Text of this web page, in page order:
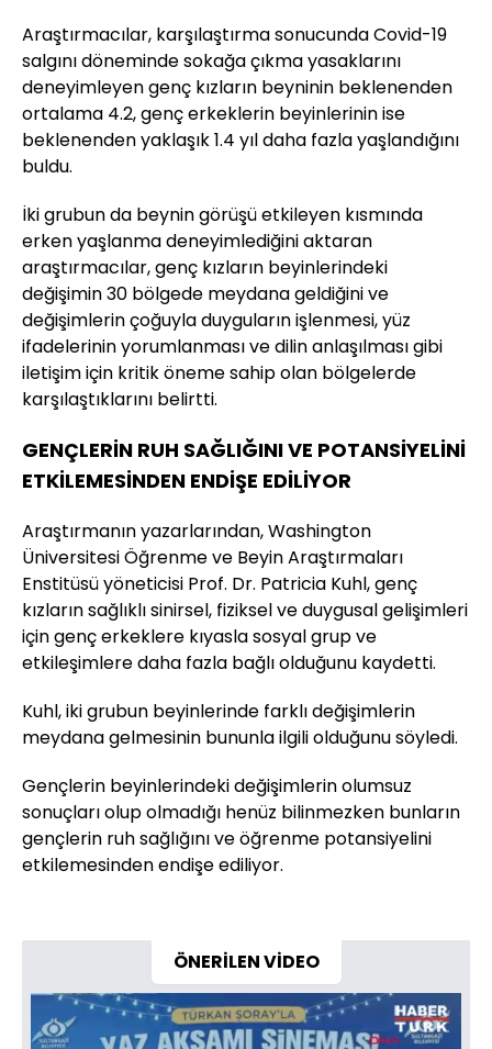
Araştırmacılar, karşılaştırma sonucunda Covid-19
salgını döneminde sokağa çıkma yasaklarını
deneyimleyen genç kızların beyninin beklenenden
ortalama 4.2, genç erkeklerin beyinlerinin ise
beklenenden yaklaşık 1.4 yıl daha fazla yaşlandığını
buldu.
İki grubun da beynin görüşü etkileyen kısmında
erken yaşlanma deneyimlediğini aktaran
araştırmacılar, genç kızların beyinlerindeki
değişimin 30 bölgede meydana geldiğini ve
değişimlerin çoğuyla duyguların işlenmesi, yüz
ifadelerinin yorumlanması ve dilin anlaşılması gibi
iletişim için kritik öneme sahip olan bölgelerde
karşılaştıklarını belirtti.
GENÇLERİN RUH SAĞLIĞINI VE POTANSİYELİNİ
ETKİLEMESİNDEN ENDİŞE EDİLİYOR
Araştırmanın yazarlarından, Washington
Üniversitesi Öğrenme ve Beyin Araştırmaları
Enstitüsü yöneticisi Prof. Dr. Patricia Kuhl, genç
kızların sağlıklı sinirsel, fiziksel ve duygusal gelişimleri
için genç erkeklere kıyasla sosyal grup ve
etkileşimlere daha fazla bağlı olduğunu kaydetti.
Kuhl, iki grubun beyinlerinde farklı değişimlerin
meydana gelmesinin bununla ilgili olduğunu söyledi.
Gençlerin beyinlerindeki değişimlerin olumsuz
sonuçları olup olmadığı henüz bilinmezken bunların
gençlerin ruh sağlığını ve öğrenme potansiyelini
etkilemesinden endişe ediliyor.
ÖNERİLEN VİDEO